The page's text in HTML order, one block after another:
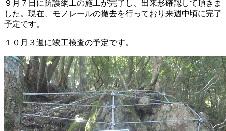
９月７日に防護網工の施工が完了し、出来形確認して頂きま
した。現在、モノレールの撤去を行っており来週中頃に完了
予定です。
１０月３週に竣工検査の予定です。